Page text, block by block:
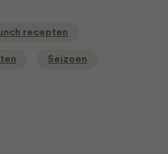
recepten
Seizoen